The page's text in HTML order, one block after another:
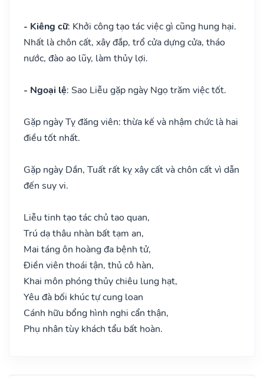
- Kiêng cữ: Khởi công tạo tác việc gì cũng hung hại.
Nhất là chôn cất, xây đắp, trổ cửa dựng cửa, tháo
nước, đào ao lũy, làm thủy lợi.
- Ngoại lệ: Sao Liễu gặp ngày Ngọ trăm việc tốt.
Gặp ngày Tỵ đăng viên: thừa kế và nhậm chức là hai
điều tốt nhất.
Gặp ngày Dần, Tuất rất kỵ xây cất và chôn cất vì dẫn
đến suy vi.
Liễu tinh tạo tác chủ tao quan,
Trú dạ thâu nhàn bất tạm an,
Mai táng ôn hoàng đa bệnh tử,
Điền viên thoái tận, thủ cô hàn,
Khai môn phóng thủy chiêu lung hạt,
Yêu đà bối khúc tự cung loan
Cánh hữu bổng hình nghi cẩn thận,
Phụ nhân tùy khách tẩu bất hoàn.